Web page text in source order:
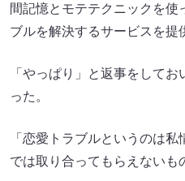
間記憶とモテテクニックを使
ブルを解決するサービスを提
「やっぱり」と返事をして
った。
「恋愛トラブルというのは
では取り合ってもらえないも